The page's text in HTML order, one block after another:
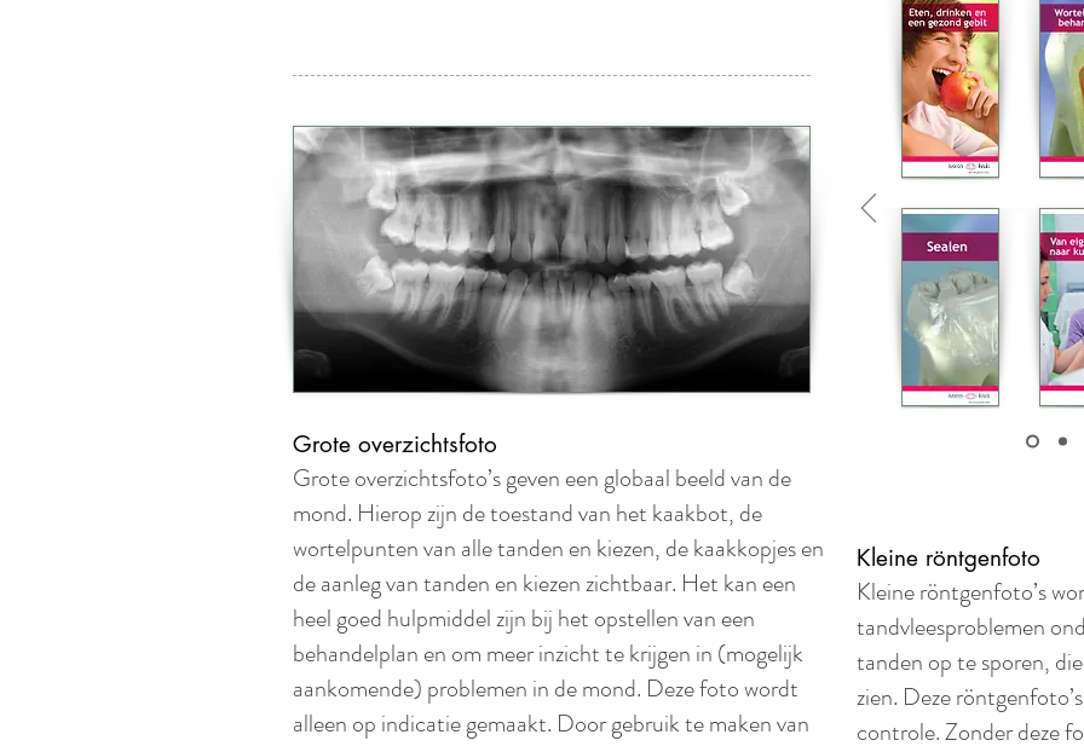
Grote overzichtsfoto
Grote overzichtsfoto’s geven een globaal beeld van de
mond. Hierop zijn de toestand van het kaakbot, de
wortelpunten van alle tanden en kiezen, de kaakkopjes en
de aanleg van tanden en kiezen zichtbaar. Het kan een
heel goed hulpmiddel zijn bij het opstellen van een
behandelplan en om meer inzicht te krijgen in (mogelijk
aankomende) problemen in de mond. Deze foto wordt
alleen op indicatie gemaakt. Door gebruik te maken van
Kleine röntgenfoto
Kleine röntgenfoto’s
tandvleesproblemen
tanden op te sporen,
zien. Deze
controle. Zonder deze